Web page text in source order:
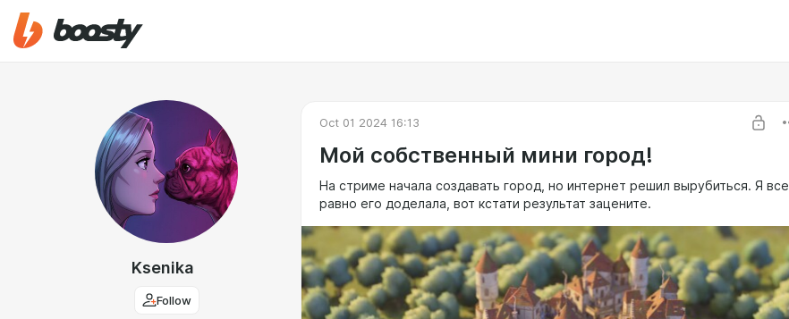
Ksenika
Follow
Oct 01 2024 16:13
Мой собственный мини город!
На стриме начала создавать город, но интернет решил вырубиться. Я все
равно его доделала, вот кстати результат зацените.